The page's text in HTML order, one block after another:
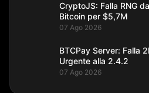
CryptoJS: Falla RNG
Bitcoin per $5,7M
07 Ago 2026
BTCPay Server: Falla
Urgente alla 2.4.2
07 Ago 2026